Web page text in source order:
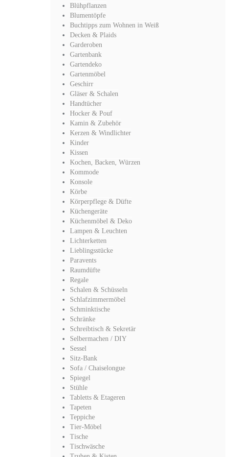
Blühpflanzen
Blumentöpfe
Buchtipps zum Wohnen in Weiß
Decken & Plaids
Garderoben
Gartenbank
Gartendeko
Gartenmöbel
Geschirr
Gläser & Schalen
Handtücher
Hocker & Pouf
Kamin & Zubehör
Kerzen & Windlichter
Kinder
Kissen
Kochen, Backen, Würzen
Kommode
Konsole
Körbe
Körperpflege & Düfte
Küchengeräte
Küchenmöbel & Deko
Lampen & Leuchten
Lichterketten
Lieblingsstücke
Paravents
Raumdüfte
Regale
Schalen & Schüsseln
Schlafzimmermöbel
Schminktische
Schränke
Schreibtisch & Sekretär
Selbermachen / DIY
Sessel
Sitz-Bank
Sofa / Chaiselongue
Spiegel
Stühle
Tabletts & Etageren
Tapeten
Teppiche
Tier-Möbel
Tische
Tischwäsche